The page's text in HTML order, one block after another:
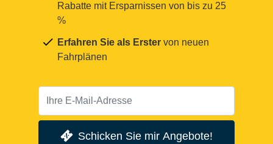
Rabatte mit Ersparnissen von bis zu 25
%
Erfahren Sie als Erster von neuen
Fahrplänen
Schicken Sie mir Angebote!